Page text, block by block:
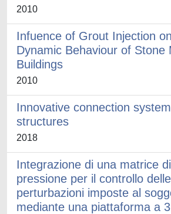
2010
Infuence of Grout Injection
Dynamic Behaviour of Stone
Buildings
2010
Innovative connection
structures
2018
Integrazione di una matrice
pressione per il controllo delle
perturbazioni imposte al
mediante una piattaforma a